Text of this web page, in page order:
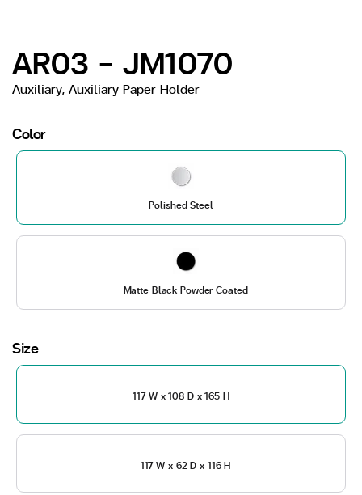
AR03 - JM1070
Auxiliary, Auxiliary Paper Holder
Color
Polished Steel
Matte Black Powder Coated
Size
117 W x 108 D x 165 H
117 W x 62 D x 116 H